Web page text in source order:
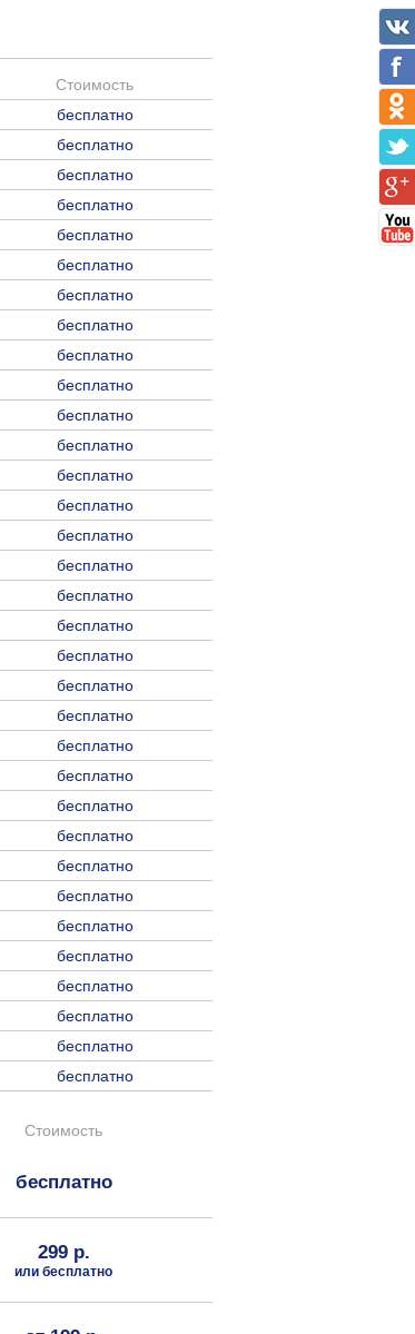
Стоимость
бесплатно
бесплатно
бесплатно
бесплатно
бесплатно
бесплатно
бесплатно
бесплатно
бесплатно
бесплатно
бесплатно
бесплатно
бесплатно
бесплатно
бесплатно
бесплатно
бесплатно
бесплатно
бесплатно
бесплатно
бесплатно
бесплатно
бесплатно
бесплатно
бесплатно
бесплатно
бесплатно
бесплатно
бесплатно
бесплатно
бесплатно
бесплатно
бесплатно
Стоимость
бесплатно
299 р.
или бесплатно